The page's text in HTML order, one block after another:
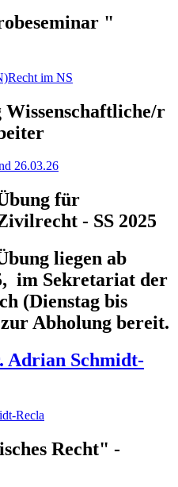
"
Wissenschaftliche/r
für
- SS 2025
liegen ab
im Sekretariat der
(Dienstag bis
Abholung bereit.
Adrian Schmidt-
Recht" -